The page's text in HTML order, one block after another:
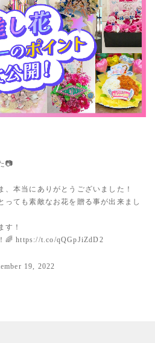
📷
本当にありがとうございました！
っても素敵なお花を贈る事が出来まし
す！
🌈https://t.co/qQGpJiZdD2
19, 2022